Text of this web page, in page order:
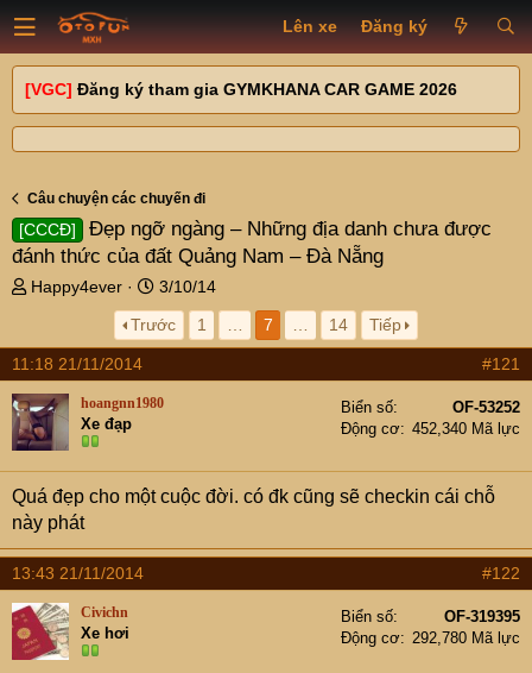
Lên xe Đăng ký
[VGC] Đăng ký tham gia GYMKHANA CAR GAME 2026
Câu chuyện các chuyến đi
[CCCĐ]
Đẹp ngỡ ngàng – Những địa danh chưa được
đánh thức của đất Quảng Nam – Đà Nẵng
T
e
a
d
s
t
r
e
r
Happy4ever
N
g
à
y
ử
3/10/14
Trước
1 7 14 Tiếp
11:18 21/11/2014 #121
hoangnn1980
Xe đạp
Biển số
OF-53252
Động cơ
452,340 Mã lực
Quá đẹp cho một cuộc đời. có đk cũng sẽ checkin cái chỗ
này phát
13:43 21/11/2014 #122
Civichn
Xe hơi
Biển số
OF-319395
Động cơ
292,780 Mã lực